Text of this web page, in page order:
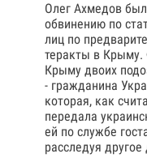
Олег Ахмедов
обвинению по
лиц по
теракты в Крыму.
Крыму двоих
- гражданина
которая, как
передала
ей по службе
расследуя